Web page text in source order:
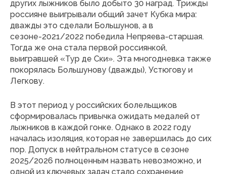
других лыжников было добыто 30 наград. Трижды
россияне выигрывали общий зачет Кубка мира:
дважды это сделали Большунов, а в
сезоне-2021/2022 победила Непряева-старшая.
Тогда же она стала первой россиянкой,
выигравшей «Тур де Ски». Эта многодневка также
покорялась Большунову (дважды), Устюгову и
Легкову.
В этот период у российских болельщиков
сформировалась привычка ожидать медалей от
лыжников в каждой гонке. Однако в 2022 году
началась изоляция, которая не завершилась до сих
пор. Допуск в нейтральном статусе в сезоне
2025/2026 полноценным назвать невозможно, и
одной из ключевых задач стало сохранение